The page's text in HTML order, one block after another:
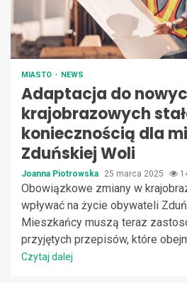
MIASTO NEWS
Adaptacja do
krajobrazowych
koniecznością dla
Zduńskiej Woli
Joanna Piotrowska 25 marca 2025
Obowiązkowe zmiany w
wpływać na życie obywateli
Mieszkańcy muszą teraz
przyjętych przepisów, które
Czytaj dalej